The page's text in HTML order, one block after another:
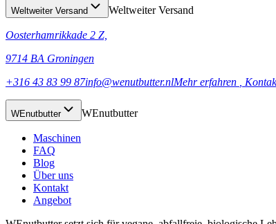
Weltweiter Versand Weltweiter Versand
Oosterhamrikkade 2 Z,
9714 BA Groningen
+316 43 83 99 87info@wenutbutter.nlMehr erfahren ,
WEnutbutter WEnutbutter
Maschinen
FAQ
Blog
Über uns
Kontakt
Angebot